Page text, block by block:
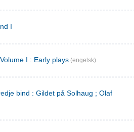
I
I : Early plays (engelsk)
bind : Gildet på Solhaug ; Olaf